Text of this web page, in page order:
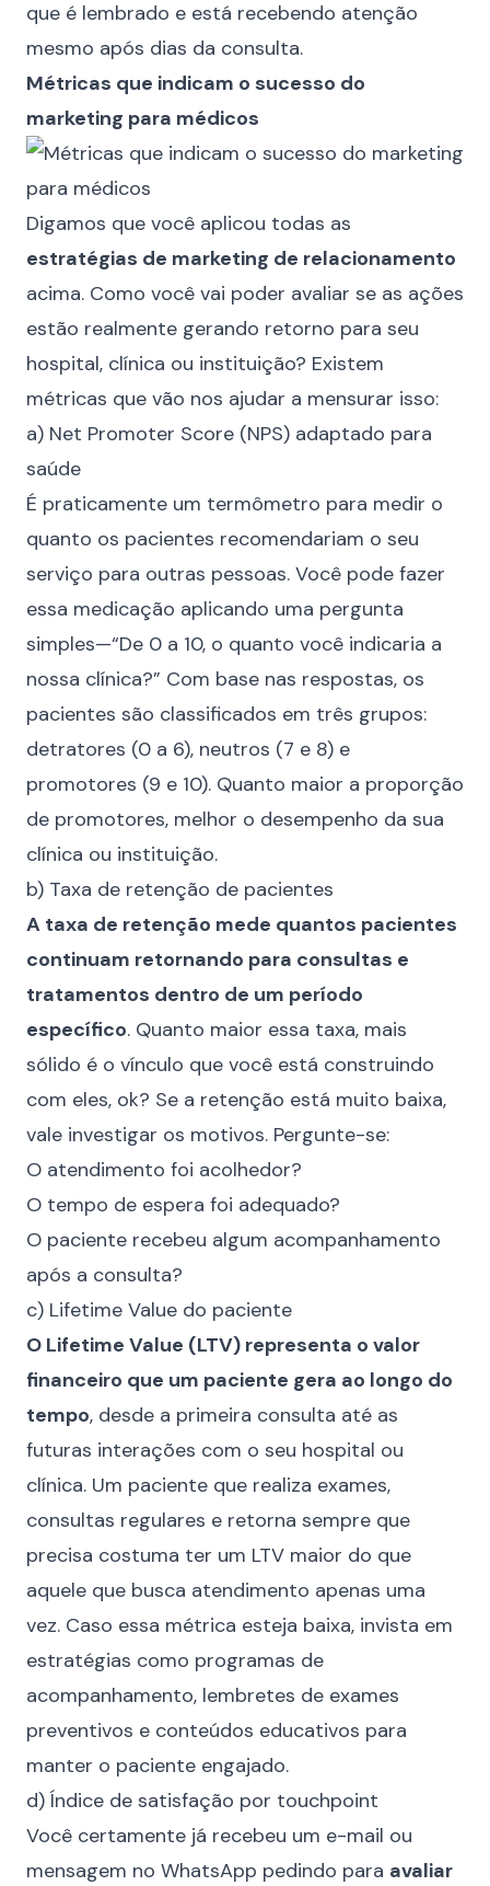
que é lembrado e está recebendo atenção
mesmo após dias da consulta.
Métricas que indicam o sucesso do
marketing para médicos
Digamos que você aplicou todas as
estratégias de marketing de relacionamento
acima. Como você vai poder avaliar se as ações
estão realmente gerando retorno para seu
hospital, clínica ou instituição? Existem
métricas que vão nos ajudar a mensurar isso:
a) Net Promoter Score (NPS) adaptado para
saúde
É praticamente um termômetro para medir o
quanto os pacientes recomendariam o seu
serviço para outras pessoas. Você pode fazer
essa medicação aplicando uma pergunta
simples—“De 0 a 10, o quanto você indicaria a
nossa clínica?” Com base nas respostas, os
pacientes são classificados em três grupos:
detratores (0 a 6), neutros (7 e 8) e
promotores (9 e 10). Quanto maior a proporção
de promotores, melhor o desempenho da sua
clínica ou instituição.
b) Taxa de retenção de pacientes
A taxa de retenção mede quantos pacientes
continuam retornando para consultas e
tratamentos dentro de um período
específico. Quanto maior essa taxa, mais
sólido é o vínculo que você está construindo
com eles, ok? Se a retenção está muito baixa,
vale investigar os motivos. Pergunte-se:
O atendimento foi acolhedor?
O tempo de espera foi adequado?
O paciente recebeu algum acompanhamento
após a consulta?
c) Lifetime Value do paciente
O Lifetime Value (LTV) representa o valor
financeiro que um paciente gera ao longo do
tempo, desde a primeira consulta até as
futuras interações com o seu hospital ou
clínica. Um paciente que realiza exames,
consultas regulares e retorna sempre que
precisa costuma ter um LTV maior do que
aquele que busca atendimento apenas uma
vez. Caso essa métrica esteja baixa, invista em
estratégias como programas de
acompanhamento, lembretes de exames
preventivos e conteúdos educativos para
manter o paciente engajado.
d) Índice de satisfação por touchpoint
Você certamente já recebeu um e-mail ou
mensagem no WhatsApp pedindo para avaliar